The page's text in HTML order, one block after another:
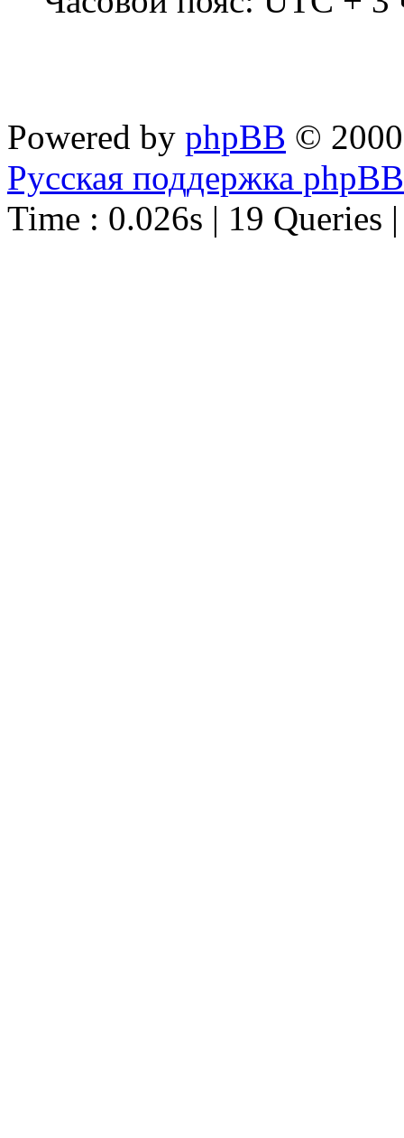
Powered by phpBB ©
Русская поддержка phpBB
Time : 0.026s | 19 Queries